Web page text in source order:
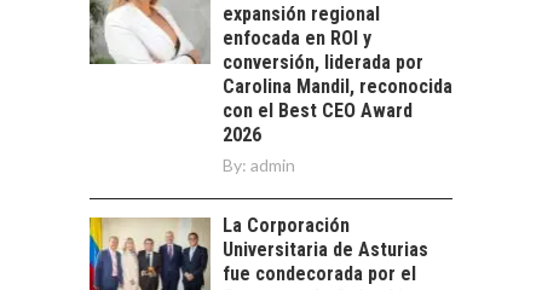
chilenas: clave para un
crecimiento…
CHILE COMO HUB
TECNOLÓGICO DE
AMÉRICA LATINA:
AVANCES Y DESAFÍOS
Chile como hub
tecnológico de
América Latina:
avances y desafíos…
LA
TRANSFORMACIÓN
expansión regional
enfocada en ROI y
conversión, liderada por
Carolina Mandil, reconocida
con el Best CEO Award
2026
By: admin
La Corporación
Universitaria de Asturias
fue condecorada por el